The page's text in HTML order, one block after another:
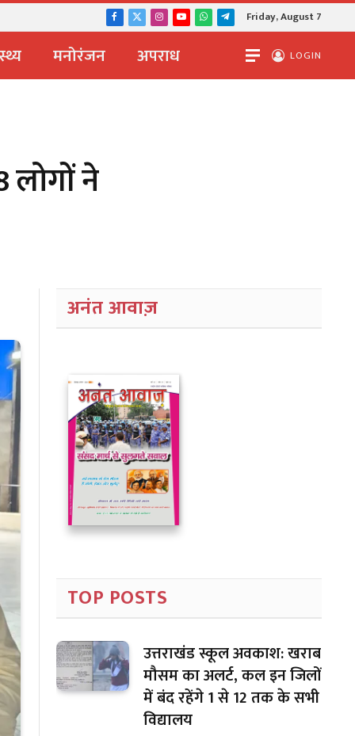
Facebook
X
Instagram
YouTubeWhatsApp
TelegramFriday, August 7
मनोरंजन अपराध LOGIN
लोगों ने
अनंत आवाज़
TOP POSTS
उत्तराखंड स्कूल अवकाश: खराब
मौसम का अलर्ट, कल इन जिलों
में बंद रहेंगे 1 से 12 तक के सभी
विद्यालय